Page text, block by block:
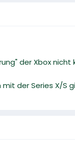
der Xbox nicht
der Series X/S